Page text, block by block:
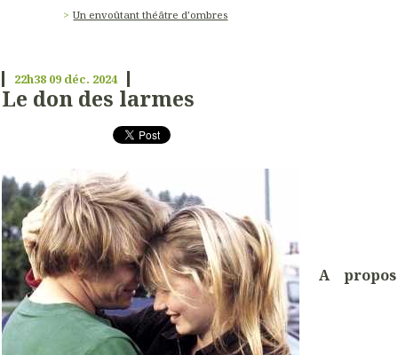
Un envoûtant théâtre d’ombres
22h38 09 déc. 2024
Le don des larmes
A propos